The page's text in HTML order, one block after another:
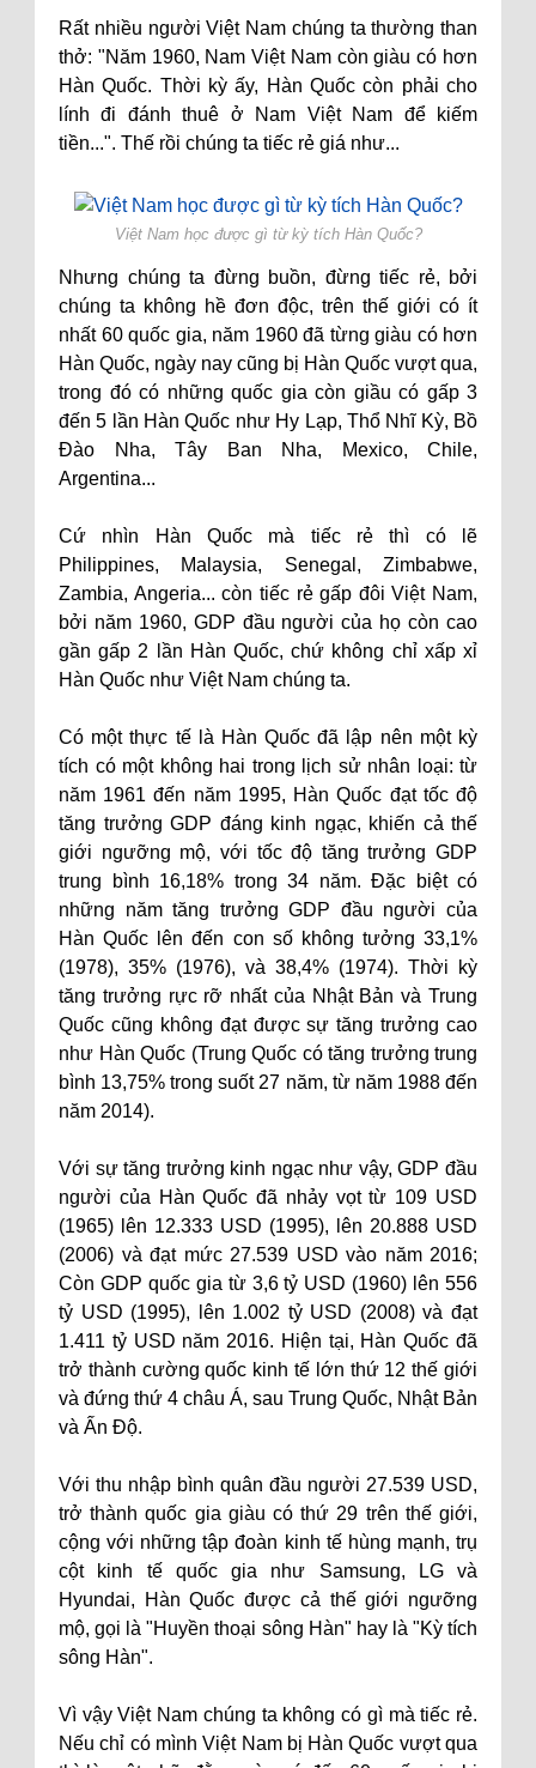
Rất nhiều người Việt Nam chúng ta thường than
thở: "Năm 1960, Nam Việt Nam còn giàu có hơn
Hàn Quốc. Thời kỳ ấy, Hàn Quốc còn phải cho
lính đi đánh thuê ở Nam Việt Nam để kiếm
tiền...". Thế rồi chúng ta tiếc rẻ giá như...
Việt Nam học được gì từ kỳ tích Hàn Quốc?
Nhưng chúng ta đừng buồn, đừng tiếc rẻ, bởi
chúng ta không hề đơn độc, trên thế giới có ít
nhất 60 quốc gia, năm 1960 đã từng giàu có hơn
Hàn Quốc, ngày nay cũng bị Hàn Quốc vượt qua,
trong đó có những quốc gia còn giầu có gấp 3
đến 5 lần Hàn Quốc như Hy Lạp, Thổ Nhĩ Kỳ, Bồ
Đào Nha, Tây Ban Nha, Mexico, Chile,
Argentina...
Cứ nhìn Hàn Quốc mà tiếc rẻ thì có lẽ
Philippines, Malaysia, Senegal, Zimbabwe,
Zambia, Angeria... còn tiếc rẻ gấp đôi Việt Nam,
bởi năm 1960, GDP đầu người của họ còn cao
gần gấp 2 lần Hàn Quốc, chứ không chỉ xấp xỉ
Hàn Quốc như Việt Nam chúng ta.
Có một thực tế là Hàn Quốc đã lập nên một kỳ
tích có một không hai trong lịch sử nhân loại: từ
năm 1961 đến năm 1995, Hàn Quốc đạt tốc độ
tăng trưởng GDP đáng kinh ngạc, khiến cả thế
giới ngưỡng mộ, với tốc độ tăng trưởng GDP
trung bình 16,18% trong 34 năm. Đặc biệt có
những năm tăng trưởng GDP đầu người của
Hàn Quốc lên đến con số không tưởng 33,1%
(1978), 35% (1976), và 38,4% (1974). Thời kỳ
tăng trưởng rực rỡ nhất của Nhật Bản và Trung
Quốc cũng không đạt được sự tăng trưởng cao
như Hàn Quốc (Trung Quốc có tăng trưởng trung
bình 13,75% trong suốt 27 năm, từ năm 1988 đến
năm 2014).
Với sự tăng trưởng kinh ngạc như vậy, GDP đầu
người của Hàn Quốc đã nhảy vọt từ 109 USD
(1965) lên 12.333 USD (1995), lên 20.888 USD
(2006) và đạt mức 27.539 USD vào năm 2016;
Còn GDP quốc gia từ 3,6 tỷ USD (1960) lên 556
tỷ USD (1995), lên 1.002 tỷ USD (2008) và đạt
1.411 tỷ USD năm 2016. Hiện tại, Hàn Quốc đã
trở thành cường quốc kinh tế lớn thứ 12 thế giới
và đứng thứ 4 châu Á, sau Trung Quốc, Nhật Bản
và Ấn Độ.
Với thu nhập bình quân đầu người 27.539 USD,
trở thành quốc gia giàu có thứ 29 trên thế giới,
cộng với những tập đoàn kinh tế hùng mạnh, trụ
cột kinh tế quốc gia như Samsung, LG và
Hyundai, Hàn Quốc được cả thế giới ngưỡng
mộ, gọi là "Huyền thoại sông Hàn" hay là "Kỳ tích
sông Hàn".
Vì vậy Việt Nam chúng ta không có gì mà tiếc rẻ.
Nếu chỉ có mình Việt Nam bị Hàn Quốc vượt qua